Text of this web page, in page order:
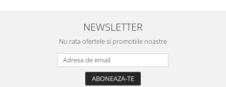
NEWSLETTER
Nu rata ofertele si promotiile noastre